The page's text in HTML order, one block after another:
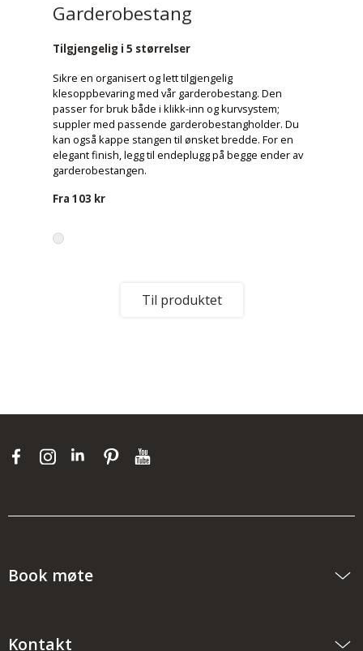
Garderobestang
Tilgjengelig i 5 størrelser
Sikre en organisert og lett tilgjengelig
klesoppbevaring med vår garderobestang. Den
passer for bruk både i klikk-inn og kurvsystem;
suppler med passende garderobestangholder. Du
kan også kappe stangen til ønsket bredde. For en
elegant finish, legg til endeplugg på begge ender av
garderobestangen.
Fra 103 kr
Til produktet
Book møte
Kontakt